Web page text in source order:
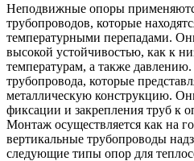
Неподвижные опоры
трубопроводов, которые
температурными перепадами.
высокой устойчивостью, как к
температурам, а также
трубопровода, которые
металлическую конструкцию.
фиксации и закрепления труб к
Монтаж осуществляется как на
вертикальные трубопроводы
следующие типы опор для